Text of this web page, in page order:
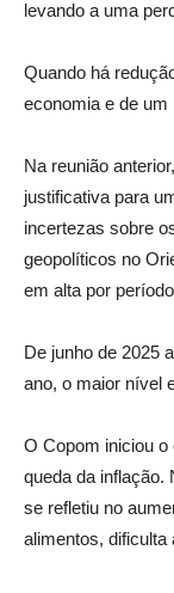
levando a uma
Quando há
economia e de
Na reunião
justificativa para
incertezas sobre
geopolíticos no
em alta por
De junho de 2025
ano, o maior nível
O Copom iniciou
queda da inflação.
se refletiu no
alimentos, dificulta